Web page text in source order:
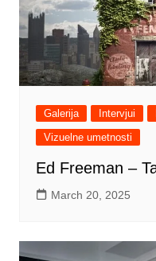
Galerija Intervjui
Vizuelne umetnosti
Ed Freeman –
March 20, 2025